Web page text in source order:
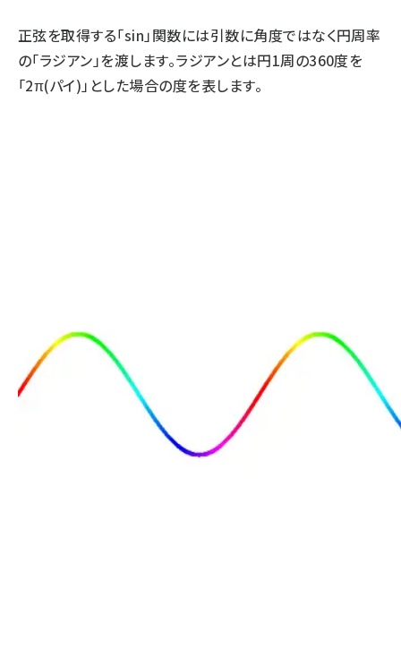
正弦を取得する「sin」関数には引数に角度ではなく円周率
の「ラジアン」を渡します。ラジアンとは円1周の360度を
「2π(パイ)」とした場合の度を表します。